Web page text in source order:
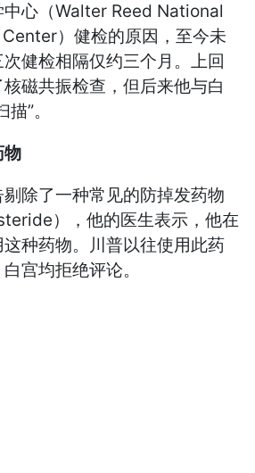
中心（Walter Reed National
）健检的原因，至今未
健检相隔仅约三个月。上回
磁共振检查，但后来他与白
”。
物
除了一种常见的防掉发药物
），他的医生表示，他在
种药物。川普以往使用此药
宫均拒绝评论。